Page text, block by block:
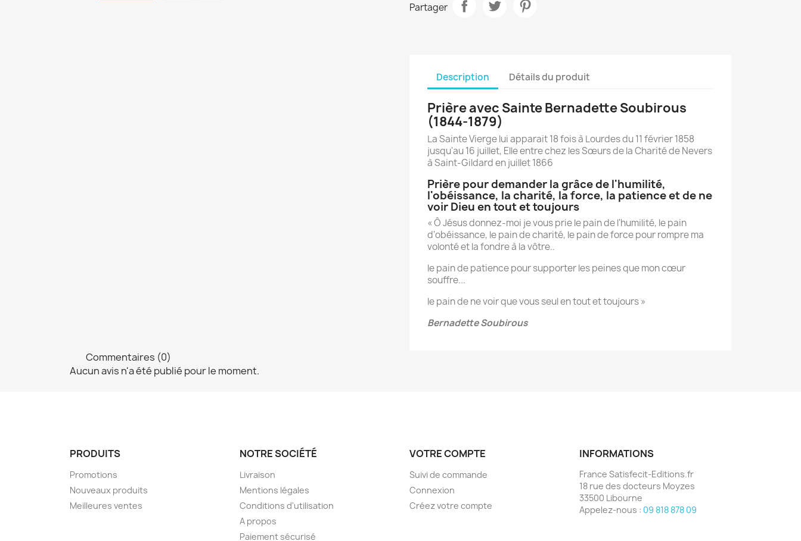
Partager
Description Détails du produit
Prière avec Sainte Bernadette Soubirous
(1844-1879)
La Sainte Vierge lui apparait 18 fois à Lourdes du 11 février 1858
jusqu'au 16 juillet, Elle entre chez les Sœurs de la Charité de Nevers
à Saint-Gildard en juillet 1866
Prière pour demander la grâce de l'humilité,
l'obéissance, la charité, la force, la patience et de ne
voir Dieu en tout et toujours
« Ô Jésus donnez-moi je vous prie le pain de l'humilité, le pain
d'obéissance, le pain de charité, le pain de force pour rompre ma
volonté et la fondre à la vôtre..
le pain de patience pour supporter les peines que mon cœur
souffre...
le pain de ne voir que vous seul en tout et toujours »
Bernadette Soubirous
Commentaires (0)
Aucun avis n'a été publié pour le moment.
PRODUITS
Promotions
Nouveaux produits
Meilleures ventes
NOTRE SOCIÉTÉ
Livraison
Mentions légales
Conditions d'utilisation
A propos
Paiement sécurisé
VOTRE COMPTE
Suivi de commande
Connexion
Créez votre compte
INFORMATIONS
France Satisfecit-Editions.fr
18 rue des docteurs Moyzes
33500 Libourne
Appelez-nous : 09 818 878 09